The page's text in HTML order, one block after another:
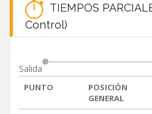
TIEMPOS
Control)
Salida
PUNTO
POSICIÓN
GENERAL